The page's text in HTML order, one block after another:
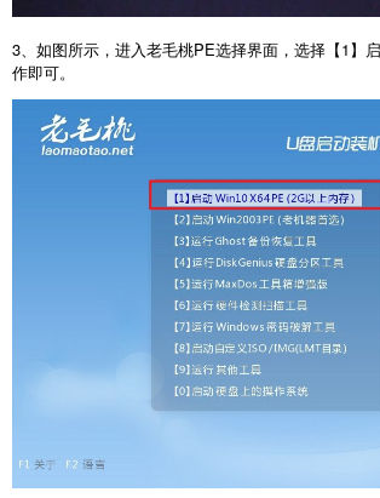
3、如图所示，进入老毛桃PE选择界面，选择【1】
作即可。